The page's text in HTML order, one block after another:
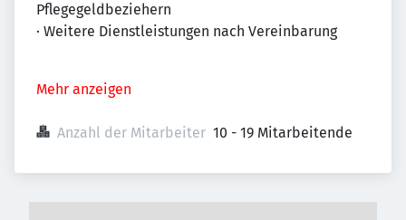
Pflegegeldbeziehern
· Weitere Dienstleistungen nach Vereinbarung
Mehr anzeigen
Anzahl der Mitarbeiter 10 - 19 Mitarbeitende